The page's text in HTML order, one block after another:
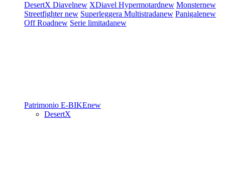
DesertX Diavelnew XDiavel Hypermotardnew Monsternew
Streetfighternew Superleggera Multistradanew Panigalenew
Off Roadnew Serie limitadanew
Patrimonio E-BIKEnew
DesertX